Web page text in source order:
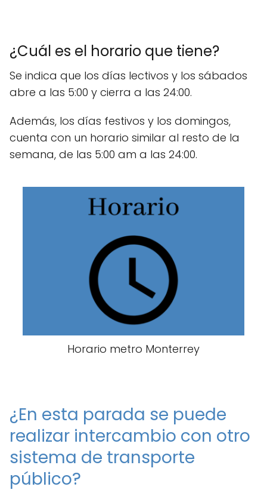
¿Cuál es el horario que tiene?
Se indica que los días lectivos y los sábados
abre a las 5:00 y cierra a las 24:00.
Además, los días festivos y los domingos,
cuenta con un horario similar al resto de la
semana, de las 5:00 am a las 24:00.
Horario metro Monterrey
¿En esta parada se puede
realizar intercambio con otro
sistema de transporte
público?